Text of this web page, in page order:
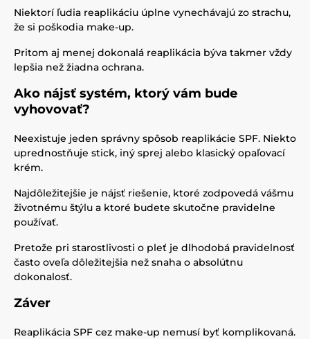
Niektorí ľudia reaplikáciu úplne vynechávajú zo strachu,
že si poškodia make-up.
Pritom aj menej dokonalá reaplikácia býva takmer vždy
lepšia než žiadna ochrana.
Ako nájsť systém, ktorý vám bude
vyhovovať?
Neexistuje jeden správny spôsob reaplikácie SPF. Niekto
uprednostňuje stick, iný sprej alebo klasický opaľovací
krém.
Najdôležitejšie je nájsť riešenie, ktoré zodpovedá vášmu
životnému štýlu a ktoré budete skutočne pravidelne
používať.
Pretože pri starostlivosti o pleť je dlhodobá pravidelnosť
často oveľa dôležitejšia než snaha o absolútnu
dokonalosť.
Záver
Reaplikácia SPF cez make-up nemusí byť komplikovaná.